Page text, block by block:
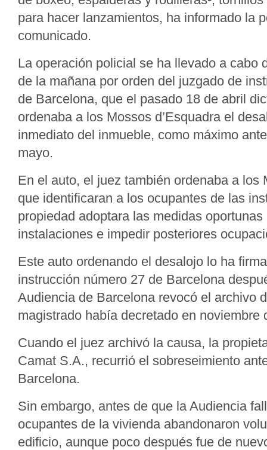
para hacer lanzamientos, ha informado la
comunicado.
La operación policial se ha llevado a cabo
de la mañana por orden del juzgado de
de Barcelona, que el pasado 18 de abril
ordenaba a los Mossos d’Esquadra el
inmediato del inmueble, como máximo
mayo.
En el auto, el juez también ordenaba a los
que identificaran a los ocupantes de las
propiedad adoptara las medidas
instalaciones e impedir posteriores
Este auto ordenando el desalojo lo ha
instrucción número 27 de Barcelona
Audiencia de Barcelona revocó el archivo
magistrado había decretado en noviembre
Cuando el juez archivó la causa, la
Camat S.A., recurrió el sobreseimiento
Barcelona.
Sin embargo, antes de que la Audiencia
ocupantes de la vivienda abandonaron
edificio, aunque poco después fue de